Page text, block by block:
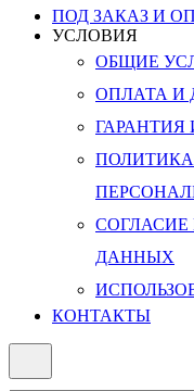
ПОД ЗАКАЗ И
УСЛОВИЯ
ОБЩИЕ
ОПЛАТА И
ГАРАНТИЯ
СОГЛАСИЕ
ДАННЫХ
КОНТАКТЫ